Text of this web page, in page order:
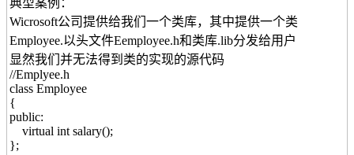
Wicrosoft公司提供给我们一个类库，其中提供一个类
Employee.以头文件Eemployee.h和类库.lib分发给用户
显然我们并无法得到类的实现的源代码
//Emplyee.h
class Employee
{
public:
virtual int salary();
};